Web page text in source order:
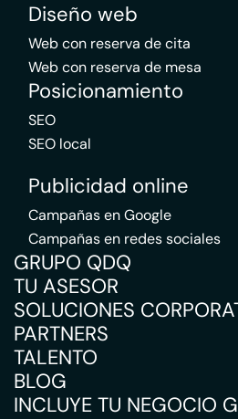
Diseño web
Web con reserva de cita
Web con reserva de mesa
Posicionamiento
SEO
SEO local
Publicidad online
Campañas en Google
Campañas en redes sociales
GRUPO QDQ
TU ASESOR
SOLUCIONES
PARTNERS
TALENTO
BLOG
INCLUYE TU NEGOCIO